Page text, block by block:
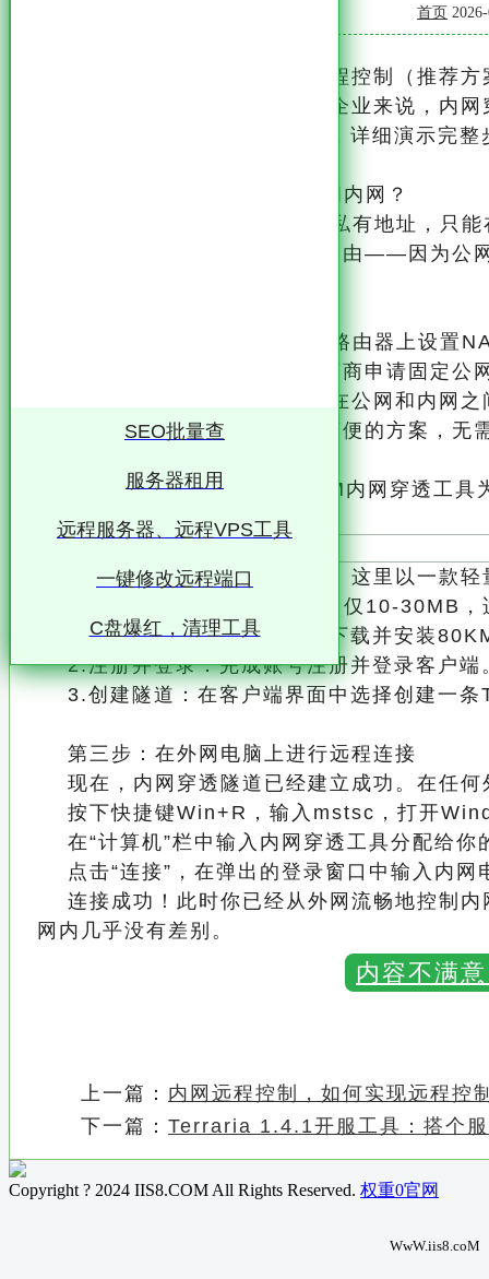
首页
实操：使用内网穿透实现远程控制（推荐方
对于大多数个人用户和中小企业来说，内网
程控制内网Windows电脑为例，详细演示完整
一、为什么外网无法直接访问内网？
内网设备使用的IP地址属于私有地址，只能
送请求时，数据包无法被正确路由——因为公
端口映射（需公网IP）：在路由器上设置
备的端口。但缺点是需要向运营商申请固定
内网穿透：通过第三方工具在公网和内网之
网设备。这是目前最主流、最简便的方案，
二、核心操作步骤（以80KM内网穿透工具
这是打通内外网的关键一步。这里以一款轻
需公网IP，配置简单，内存占用仅10-30MB
1.下载安装：在被控电脑上下载并安装
2.注册并登录：完成账号注册并登录客户端
3.创建隧道：在客户端界面中选择创建一条
第三步：在外网电脑上进行远程连接
现在，内网穿透隧道已经建立成功。在任何
按下快捷键Win+R，输入mstsc，打开
在“计算机”栏中输入内网穿透工具分配给你
点击“连接”，在弹出的登录窗口中输入内网
连接成功！此时你已经从外网流畅地控制内
网内几乎没有差别。
内容不满
上一篇： 内网远程控制，如何实现远程控
下一篇： Terraria 1.4.1开服工具：搭个
SEO批量查
服务器租用
远程服务器、远程VPS工具
一键修改远程端口
C盘爆红，清理工具
Copyright ? 2024 IIS8.COM All Rights Reserved. 权重0官网
WwW.iis8.coM